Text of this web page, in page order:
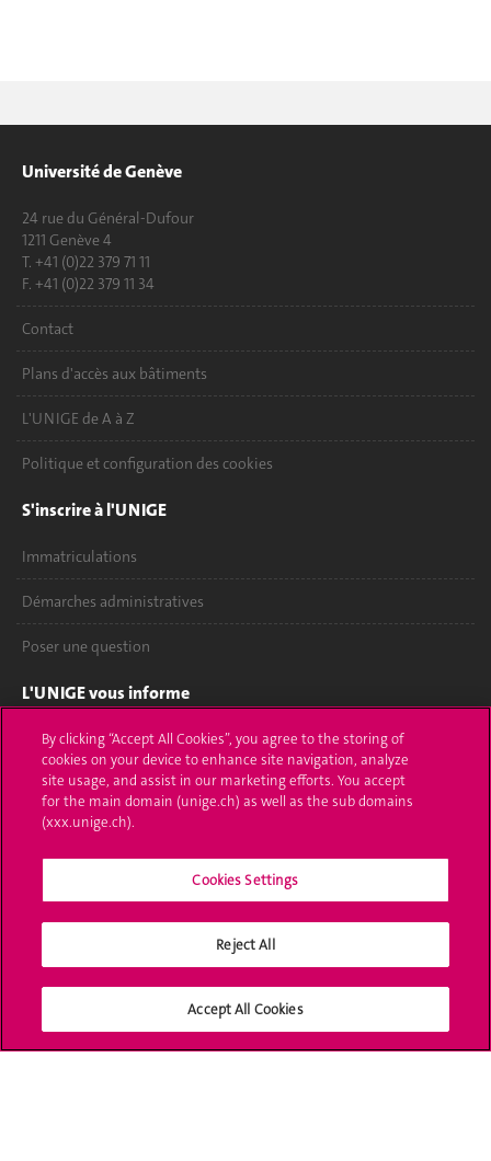
Université de Genève
24 rue du Général-Dufour
1211 Genève 4
T. +41 (0)22 379 71 11
F. +41 (0)22 379 11 34
Contact
Plans d'accès aux bâtiments
L'UNIGE de A à Z
Politique et configuration des cookies
S'inscrire à l'UNIGE
Immatriculations
Démarches administratives
Poser une question
L'UNIGE vous informe
UNIGE Mobile
Médias
Offres d'emploi
Calendrier académique
Médias sociaux UNIGE
By clicking “Accept All Cookies”, you agree to the storing of
cookies on your device to enhance site navigation, analyze
site usage, and assist in our marketing efforts. You accept
for the main domain (unige.ch) as well as the sub domains
(xxx.unige.ch).
Cookies Settings
Reject All
Accept All Cookies